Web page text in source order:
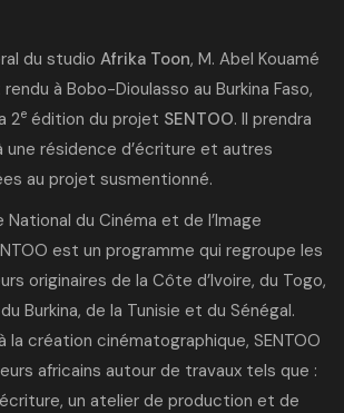
du studio Afrika Toon, M. Abel Kouamé
à Bobo-Dioulasso au Burkina Faso,
2e édition du projet SENTOO. Il prendra
résidence d’écriture et autres
au projet susmentionné.
du Cinéma et de l’Image
est un programme qui regroupe les
originaires de la Côte d’Ivoire, du Togo,
Burkina, de la Tunisie et du Sénégal.
la création cinématographique, SENTOO
africains autour de travaux tels que :
un atelier de production et de